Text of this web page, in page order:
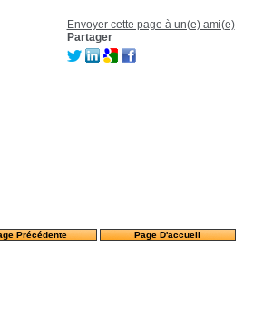
Envoyer cette page à un(e) ami(e)
Partager